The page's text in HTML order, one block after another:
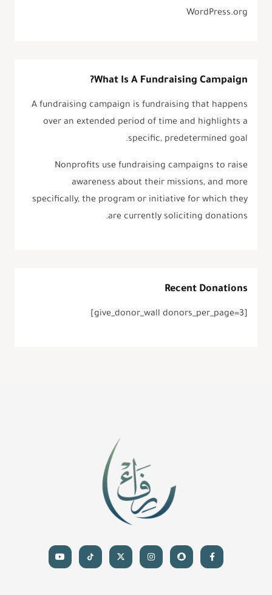
WordPress.org
What Is A Fundraising Campaign?
A fundraising campaign is fundraising that happens
over an extended period of time and highlights a
specific, predetermined goal.
Nonprofits use fundraising campaigns to raise
awareness about their missions, and more
specifically, the program or initiative for which they
are currently soliciting donations.
Recent Donations
[give_donor_wall donors_per_page=3]